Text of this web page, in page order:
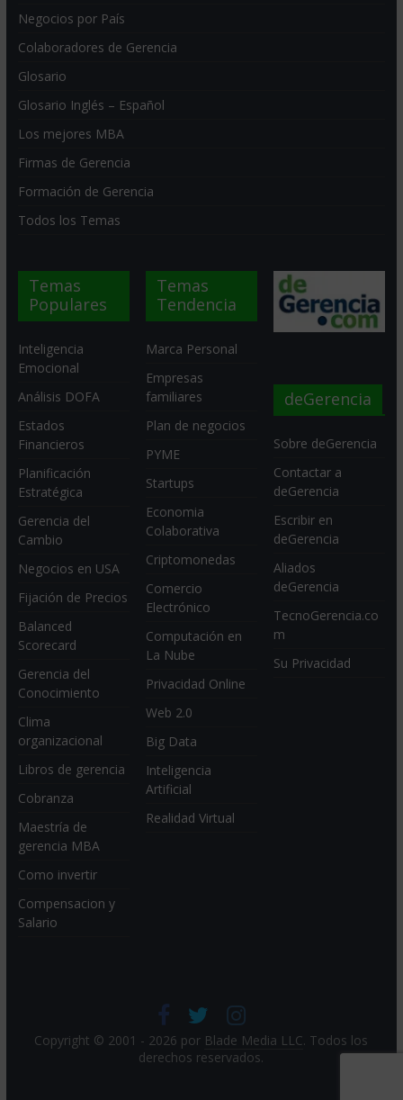
Negocios por País
Colaboradores de Gerencia
Glosario
Glosario Inglés – Español
Los mejores MBA
Firmas de Gerencia
Formación de Gerencia
Todos los Temas
Temas
Populares
Inteligencia
Emocional
Análisis DOFA
Estados
Financieros
Planificación
Estratégica
Gerencia del
Cambio
Negocios en USA
Fijación de Precios
Balanced
Scorecard
Gerencia del
Conocimiento
Clima
organizacional
Libros de gerencia
Cobranza
Maestría de
gerencia MBA
Como invertir
Compensacion y
Salario
Temas
Tendencia
Marca Personal
Empresas
familiares
Plan de negocios
PYME
Startups
Economia
Colaborativa
Criptomonedas
Comercio
Electrónico
Computación en
La Nube
Privacidad Online
Web 2.0
Big Data
Inteligencia
Artificial
Realidad Virtual
deGerencia
Sobre deGerencia
Contactar a
deGerencia
Escribir en
deGerencia
Aliados
deGerencia
TecnoGerencia.co
m
Su Privacidad
Copyright © 2001 - 2026 por Blade Media LLC. Todos los
derechos reservados.